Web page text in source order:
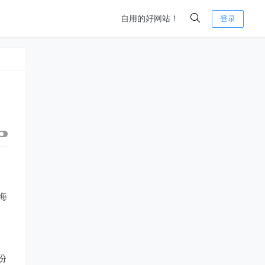
自用的好网站！ 登录